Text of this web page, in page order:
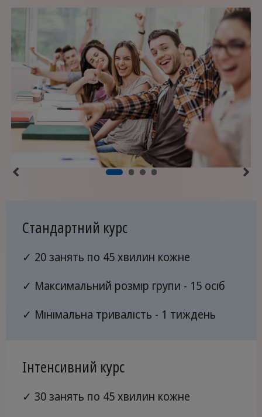
Стандартний курс
✓ 20 занять по 45 хвилин кожне
✓ Максимальний розмір групи - 15 осіб
✓ Мінімальна тривалість - 1 тиждень
Інтенсивний курс
✓ 30 занять по 45 хвилин кожне